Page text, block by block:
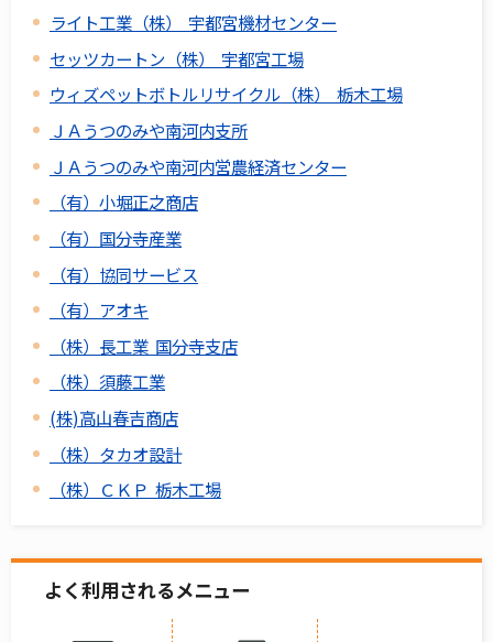
ライト工業（株） 宇都宮機材センター
セッツカートン（株） 宇都宮工場
ウィズペットボトルリサイクル（株） 栃木工場
ＪＡうつのみや南河内支所
ＪＡうつのみや南河内営農経済センター
（有）小堀正之商店
（有）国分寺産業
（有）協同サービス
（有）アオキ
（株）長工業 国分寺支店
（株）須藤工業
(株)高山春吉商店
（株）タカオ設計
（株）ＣＫＰ 栃木工場
よく利用されるメニュー